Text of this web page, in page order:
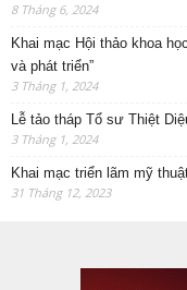
8 Tháng 6, 2024
Khai mạc Hội thảo khoa
và phát triển”
3 Tháng 1, 2024
Lễ tảo tháp Tổ sư Thiệt
3 Tháng 1, 2024
Khai mạc triển lãm mỹ
31 Tháng 12, 2023